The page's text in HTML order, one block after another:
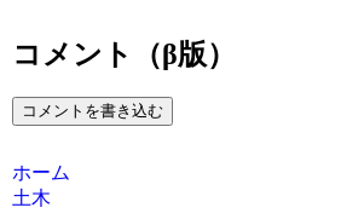
コメント（β版）
コメントを書き込む
ホーム
土木